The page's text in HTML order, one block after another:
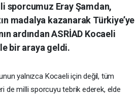
sporcumuz Eray Şamdan,
madalya kazanarak Türkiye’ye
ardından ASRİAD Kocaeli
bir araya geldi.
yalnızca Kocaeli için değil, tüm
de milli sporcuyu tebrik ederek, elde